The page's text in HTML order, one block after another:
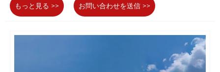
もっと見る >> お問い合わせを送信 >>